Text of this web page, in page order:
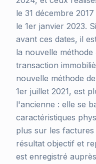
le 31 décembre
le 1er janvier 2023.
avant ces dates, il
la nouvelle méthode
transaction
nouvelle méthode
1er juillet 2021, est
l'ancienne : elle se
caractéristiques
plus sur les
résultat objectif et
est enregistré